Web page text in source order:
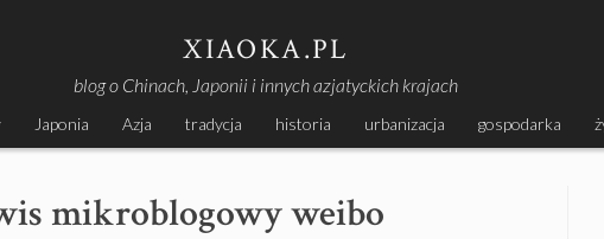
XIAOKA.PL
blog o Chinach, Japonii i innych azjatyckich krajach
Japonia Azja tradycja historia urbanizacja gospodarka
mikroblogowy weibo